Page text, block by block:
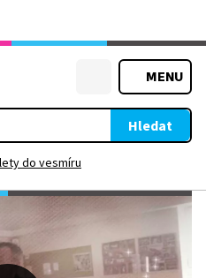
MENU
Hledat
lety do vesmíru